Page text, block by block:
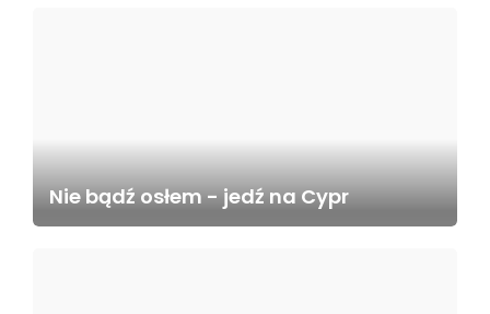
Nie bądź osłem - jedź na Cypr